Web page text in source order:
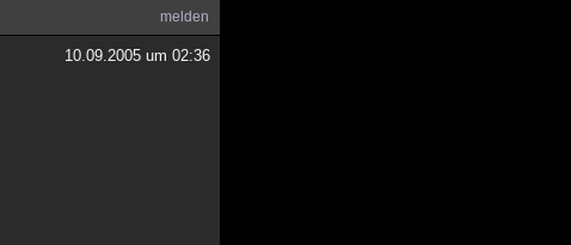
melden
10.09.2005 um 02:36